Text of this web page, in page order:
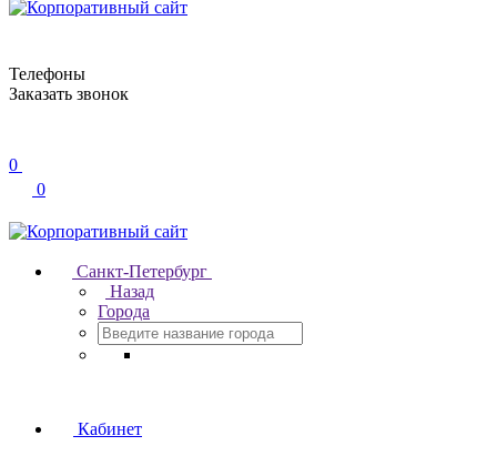
Телефоны
Заказать звонок
0
0
Санкт-Петербург
Назад
Города
Кабинет